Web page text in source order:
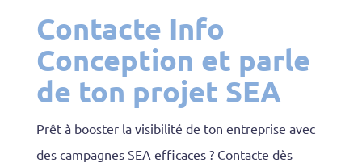
Contacte Info
Conception et parle
de ton projet SEA
Prêt à booster la visibilité de ton entreprise avec
des campagnes SEA efficaces ? Contacte dès